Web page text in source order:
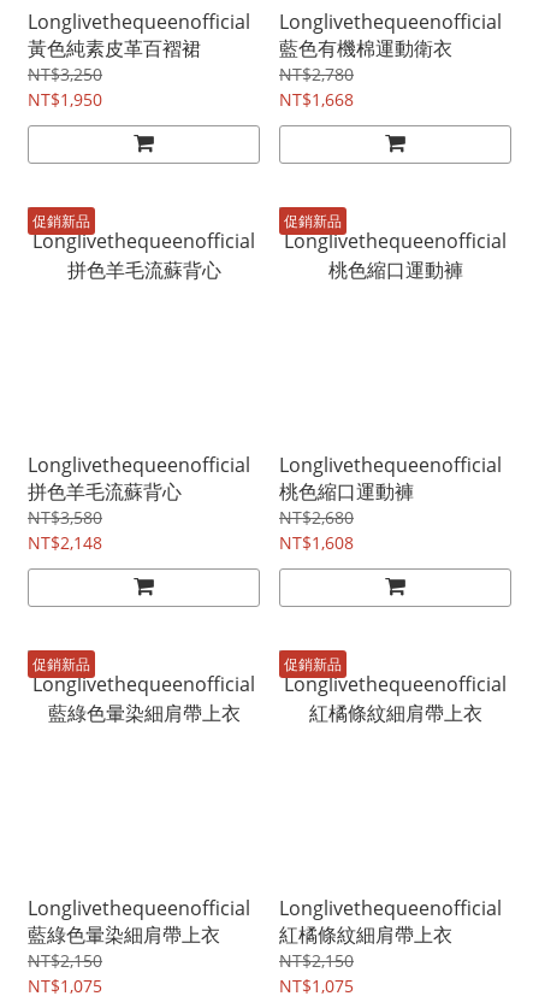
Longlivethequeenofficial
黃色純素皮革百褶裙
NT$3,250
NT$1,950
Longlivethequeenofficial
藍色有機棉運動衛衣
NT$2,780
NT$1,668
促銷新品
Longlivethequeenofficial
拼色羊毛流蘇背心
NT$3,580
NT$2,148
促銷新品
Longlivethequeenofficial
桃色縮口運動褲
NT$2,680
NT$1,608
促銷新品
Longlivethequeenofficial
藍綠色暈染細肩帶上衣
NT$2,150
NT$1,075
促銷新品
Longlivethequeenofficial
紅橘條紋細肩帶上衣
NT$2,150
NT$1,075